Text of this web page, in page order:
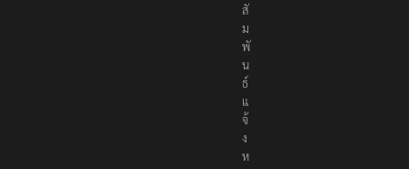
สั
ม
พั
น
ธ์
แ
จ้
ง
ห